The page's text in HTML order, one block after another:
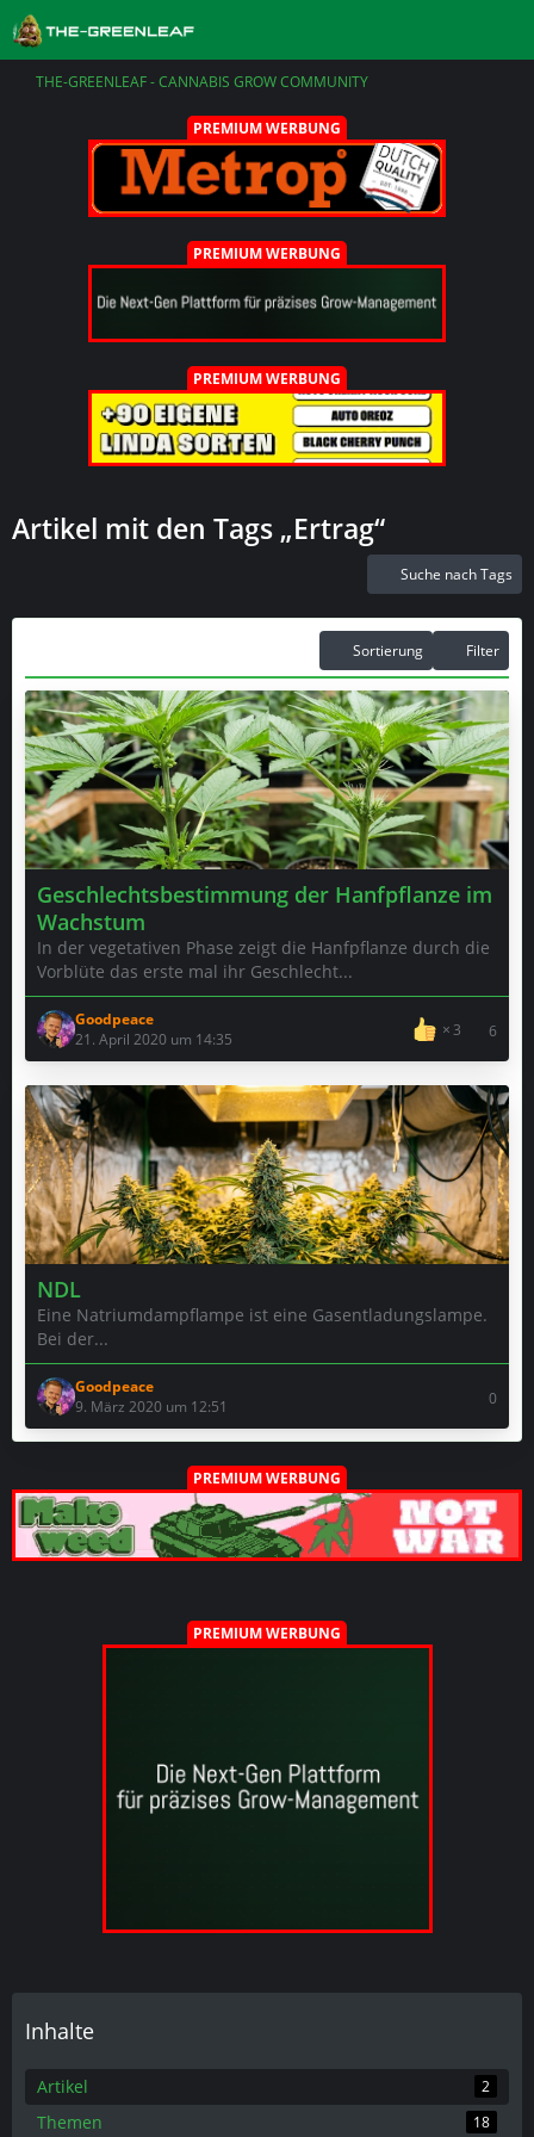
THE-GREENLEAF - CANNABIS GROW COMMUNITY
PREMIUM WERBUNG
PREMIUM WERBUNG
PREMIUM WERBUNG
Artikel mit den Tags „Ertrag“
Suche nach Tags
Sortierung Filter
Geschlechtsbestimmung der Hanfpflanze im
Wachstum
In der vegetativen Phase zeigt die Hanfpflanze durch die
Vorblüte das erste mal ihr Geschlecht...
Goodpeace
21. April 2020 um 14:35
3 6
NDL
Eine Natriumdampflampe ist eine Gasentladungslampe.
Bei der...
Goodpeace
9. März 2020 um 12:51
0
PREMIUM WERBUNG
PREMIUM WERBUNG
Inhalte
Artikel 2
Themen 18